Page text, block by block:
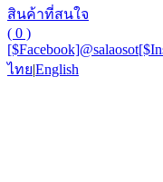
สินค้าที่สนใจ
( 0 )
[$Facebook]@salaosot
ไทย|English